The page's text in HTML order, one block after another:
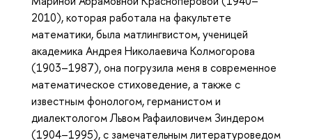
2010), которая работала на факультете
математики, была матлингвистом, ученицей
академика Андрея Николаевича Колмогорова
(1903–1987), она погрузила меня в современное
математическое стиховедение, а также с
известным фонологом, германистом и
диалектологом Львом Рафаиловичем Зиндером
(1904–1995), с замечательным литературоведом